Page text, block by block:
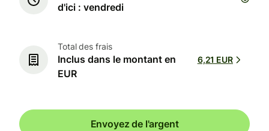
d'ici : vendredi
Total des frais
Inclus dans le montant en
EUR
6,21 EUR
Envoyez de l'argent